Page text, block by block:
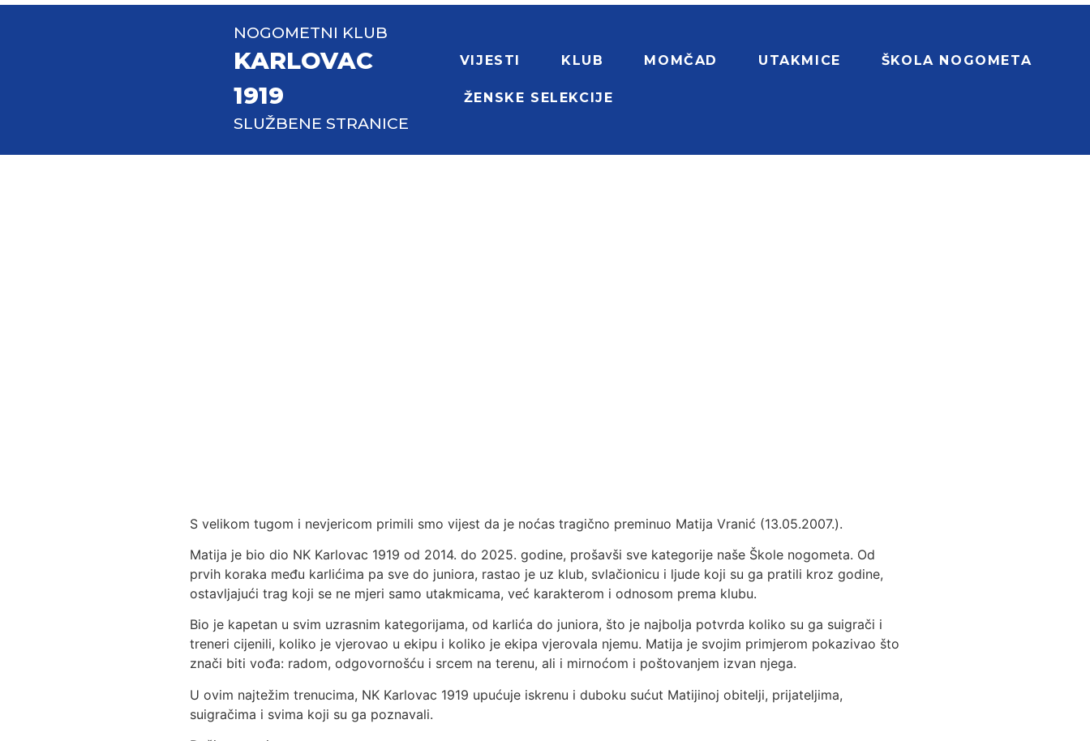
NOGOMETNI KLUB
KARLOVAC
1919
SLUŽBENE STRANICE
VIJESTI KLUB MOMČAD UTAKMICE ŠKOLA NOGOMETA
ŽENSKE SELEKCIJE
S velikom tugom i nevjericom primili smo vijest da je noćas tragično preminuo Matija Vranić (13.05.2007.).
Matija je bio dio NK Karlovac 1919 od 2014. do 2025. godine, prošavši sve kategorije naše Škole nogometa. Od
prvih koraka među karlićima pa sve do juniora, rastao je uz klub, svlačionicu i ljude koji su ga pratili kroz godine,
ostavljajući trag koji se ne mjeri samo utakmicama, već karakterom i odnosom prema klubu.
Bio je kapetan u svim uzrasnim kategorijama, od karlića do juniora, što je najbolja potvrda koliko su ga suigrači i
treneri cijenili, koliko je vjerovao u ekipu i koliko je ekipa vjerovala njemu. Matija je svojim primjerom pokazivao što
znači biti vođa: radom, odgovornošću i srcem na terenu, ali i mirnoćom i poštovanjem izvan njega.
U ovim najtežim trenucima, NK Karlovac 1919 upućuje iskrenu i duboku sućut Matijinoj obitelji, prijateljima,
suigračima i svima koji su ga poznavali.